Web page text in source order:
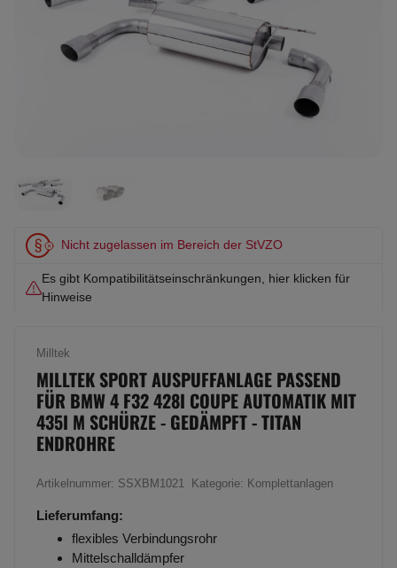
Nicht zugelassen im Bereich der StVZO
Es gibt Kompatibilitätseinschränkungen, hier klicken für
Hinweise
Milltek
MILLTEK SPORT AUSPUFFANLAGE PASSEND
FÜR BMW 4 F32 428I COUPE AUTOMATIK MIT
435I M SCHÜRZE - GEDÄMPFT - TITAN
ENDROHRE
Artikelnummer: SSXBM1021 Kategorie: Komplettanlagen
Lieferumfang:
flexibles Verbindungsrohr
Mittelschalldämpfer